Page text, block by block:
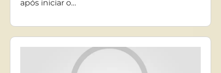
após iniciar o…